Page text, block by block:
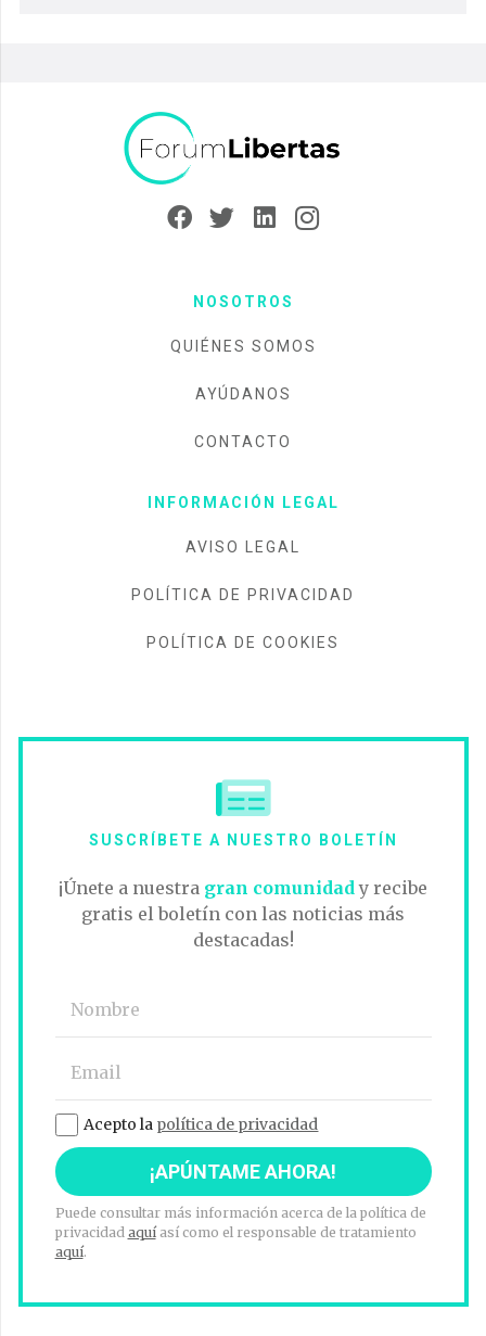
NOSOTROS
QUIÉNES SOMOS
AYÚDANOS
CONTACTO
INFORMACIÓN LEGAL
AVISO LEGAL
POLÍTICA DE PRIVACIDAD
POLÍTICA DE COOKIES
SUSCRÍBETE A NUESTRO BOLETÍN
¡Únete a nuestra gran comunidady recibe
gratis el boletín con las noticias más
destacadas!
Acepto la política de privacidad
Puede consultar más información acerca de la política de
privacidad aquíasí como el responsable de tratamiento
aquí.